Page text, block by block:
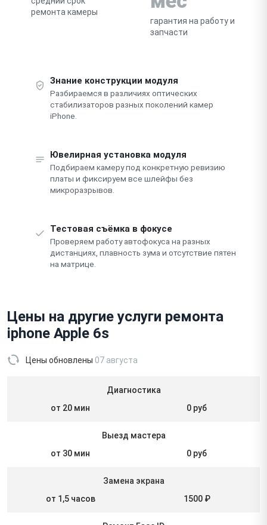
ремонта камеры
гарантия на работу и
запчасти
Знание конструкции модуля
Разбираемся в различиях оптических
стабилизаторов разных поколений камер
iPhone.
Ювелирная установка модуля
Подбираем камеру под конкретную ревизию
платы и фиксируем все шлейфы без
микроразрывов.
Тестовая съёмка в фокусе
Проверяем работу автофокуса на разных
дистанциях, плавность зума и отсутствие пятен
на матрице.
Цены на другие услуги ремонта
iphone Apple 6s
Цены обновлены 07 августа
Диагностика
от 20 мин
0 руб
Выезд мастера
от 30 мин
0 руб
Замена экрана
от 1,5 часов
1500 ₽